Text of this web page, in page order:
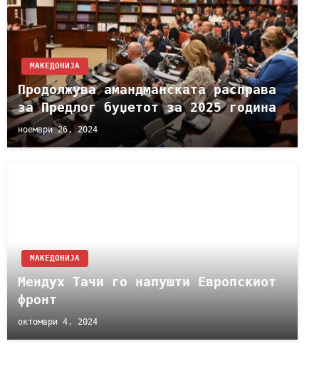
МАКЕДОНИЈА
Продолжува амандманската расправа
за Предлог буџетот за 2025 година
ноември 26, 2024
МАКЕДОНИЈА
Мендух Тачи го напушти Европскиот
фронт
октомври 4, 2024